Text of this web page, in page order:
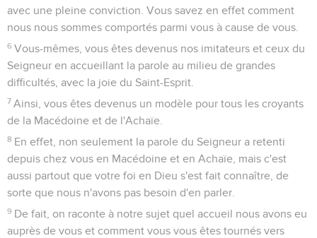
avec une pleine conviction. Vous savez en effet comment
nous nous sommes comportés parmi vous à cause de vous.
6 Vous-mêmes, vous êtes devenus nos imitateurs et ceux du
Seigneur en accueillant la parole au milieu de grandes
difficultés, avec la joie du Saint-Esprit.
7 Ainsi, vous êtes devenus un modèle pour tous les croyants
de la Macédoine et de l'Achaïe.
8 En effet, non seulement la parole du Seigneur a retenti
depuis chez vous en Macédoine et en Achaïe, mais c'est
aussi partout que votre foi en Dieu s'est fait connaître, de
sorte que nous n'avons pas besoin d'en parler.
9 De fait, on raconte à notre sujet quel accueil nous avons eu
auprès de vous et comment vous vous êtes tournés vers